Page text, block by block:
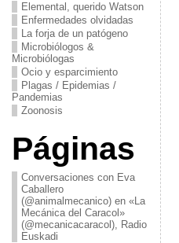
Elemental, querido Watson
Enfermedades olvidadas
La forja de un patógeno
Microbiólogos &
Microbiólogas
Ocio y esparcimiento
Plagas / Epidemias /
Pandemias
Zoonosis
Páginas
Conversaciones con Eva
Caballero
(@animalmecanico) en «La
Mecánica del Caracol»
(@mecanicacaracol), Radio
Euskadi